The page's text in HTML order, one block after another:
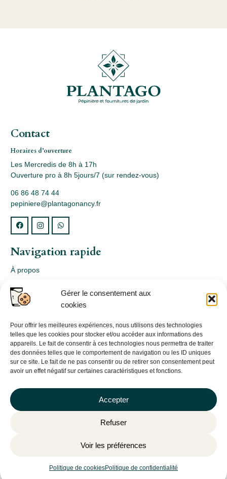
Gérer le consentement aux
cookies
Pour offrir les meilleures expériences, nous utilisons des technologies
telles que les cookies pour stocker et/ou accéder aux informations des
appareils. Le fait de consentir à ces technologies nous permettra de traiter
des données telles que le comportement de navigation ou les ID uniques
sur ce site. Le fait de ne pas consentir ou de retirer son consentement peut
avoir un effet négatif sur certaines caractéristiques et fonctions.
Accepter
Refuser
Voir les préférences
Politique de cookiesPolitique de confidentialité
Contact
Horaires d’ouverture
Les Mercredis de 8h à 17h
Ouverture pro à 8h 5jours/7 (sur rendez-vous)
06 86 48 74 44
pepiniere@plantagonancy.fr
Navigation rapide
À propos
Webshop
Nos produits
Conception
Consultation
Contact
Informations légales
Politique de confidentialité
Politique de cookies (UE)
site pas